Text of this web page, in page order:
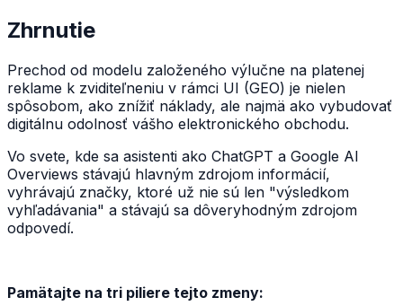
Zhrnutie
Prechod od modelu založeného výlučne na platenej
reklame k zviditeľneniu v rámci UI (GEO) je nielen
spôsobom, ako znížiť náklady, ale najmä ako vybudovať
digitálnu odolnosť vášho elektronického obchodu.
Vo svete, kde sa asistenti ako ChatGPT a Google AI
Overviews stávajú hlavným zdrojom informácií,
vyhrávajú značky, ktoré už nie sú len "výsledkom
vyhľadávania" a stávajú sa dôveryhodným zdrojom
odpovedí.
Pamätajte na tri piliere tejto zmeny: